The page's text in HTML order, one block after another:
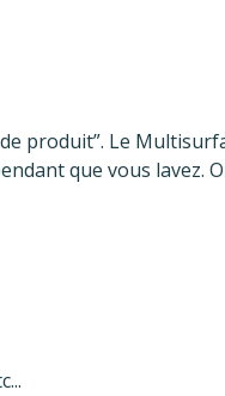
produit”. Le
que vous lavez.